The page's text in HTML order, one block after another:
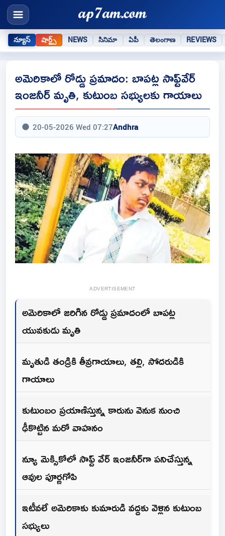
న్యూస్ షార్ట్స్ NEWS సినిమా ఏపీ తెలంగాణ REVIEWS
అమెరికాలో రోడ్డు ప్రమాదం: బాపట్ల సాఫ్ట్‌వేర్
ఇంజనీర్ మృతి, కుటుంబ సభ్యులకు గాయాలు
20-05-2026 Wed 07:27Andhra
ADVERTISEMENT
అమెరికాలో జరిగిన రోడ్డు ప్రమాదంలో బాపట్ల
యువకుడు మృతి
మృతుడి తండ్రికి తీవ్రగాయాలు, తల్లి, సోదరుడికి
గాయాలు
కుటుంబం ప్రయాణిస్తున్న కారును వెనుక నుంచి
ఢీకొట్టిన మరో వాహనం
న్యూ మెక్సికోలో సాఫ్ట్‌ వేర్ ఇంజనీర్‌గా పనిచేస్తున్న
ఆవుల పూర్ణగోపి
ఇటీవలే అమెరికాకు కుమారుడి వద్దకు వెళ్లిన కుటుంబ
సభ్యులు